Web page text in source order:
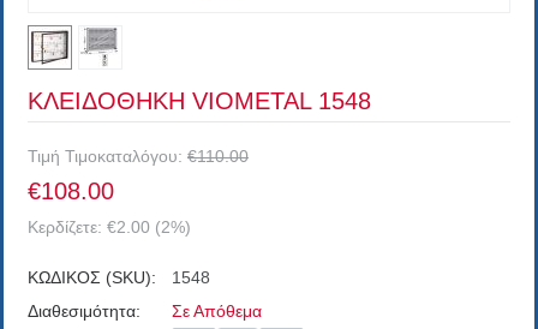
ΚΛΕΙΔΟΘΗΚΗ VIOMETAL 1548
Τιμή Τιμοκαταλόγου: €110.00
€108.00
Κερδίζετε: €2.00 (2%)
ΚΩΔΙΚΟΣ (SKU):
1548
Διαθεσιμότητα:
Σε Απόθεμα